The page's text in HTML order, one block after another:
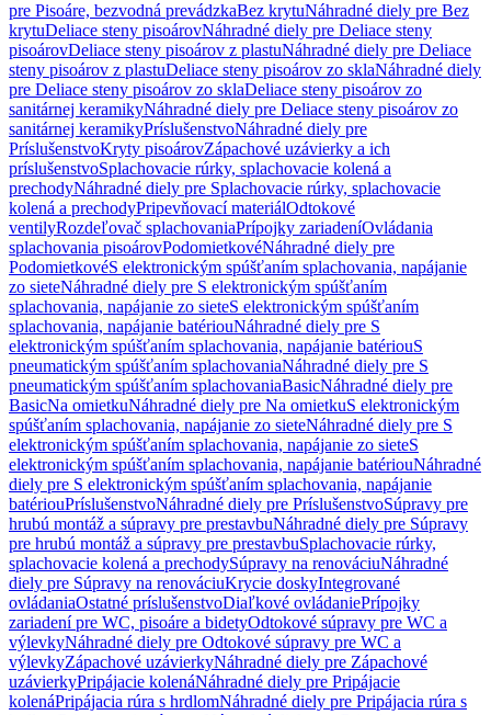
pre Pisoáre, bezvodná prevádzkaBez krytuNáhradné diely pre Bez
krytuDeliace steny pisoárovNáhradné diely pre Deliace steny
pisoárovDeliace steny pisoárov z plastuNáhradné diely pre Deliace
steny pisoárov z plastuDeliace steny pisoárov zo sklaNáhradné diely
pre Deliace steny pisoárov zo sklaDeliace steny pisoárov zo
sanitárnej keramikyNáhradné diely pre Deliace steny pisoárov zo
sanitárnej keramikyPríslušenstvoNáhradné diely pre
PríslušenstvoKryty pisoárovZápachové uzávierky a ich
príslušenstvoSplachovacie rúrky, splachovacie kolená a
prechodyNáhradné diely pre Splachovacie rúrky, splachovacie
kolená a prechodyPripevňovací materiálOdtokové
ventilyRozdeľovač splachovaniaPrípojky zariadeníOvládania
splachovania pisoárovPodomietkovéNáhradné diely pre
PodomietkovéS elektronickým spúšťaním splachovania, napájanie
zo sieteNáhradné diely pre S elektronickým spúšťaním
splachovania, napájanie zo sieteS elektronickým spúšťaním
splachovania, napájanie batériouNáhradné diely pre S
elektronickým spúšťaním splachovania, napájanie batériouS
pneumatickým spúšťaním splachovaniaNáhradné diely pre S
pneumatickým spúšťaním splachovaniaBasicNáhradné diely pre
BasicNa omietkuNáhradné diely pre Na omietkuS elektronickým
spúšťaním splachovania, napájanie zo sieteNáhradné diely pre S
elektronickým spúšťaním splachovania, napájanie zo sieteS
elektronickým spúšťaním splachovania, napájanie batériouNáhradné
diely pre S elektronickým spúšťaním splachovania, napájanie
batériouPríslušenstvoNáhradné diely pre PríslušenstvoSúpravy pre
hrubú montáž a súpravy pre prestavbuNáhradné diely pre Súpravy
pre hrubú montáž a súpravy pre prestavbuSplachovacie rúrky,
splachovacie kolená a prechodySúpravy na renováciuNáhradné
diely pre Súpravy na renováciuKrycie doskyIntegrované
ovládaniaOstatné príslušenstvoDiaľkové ovládaniePrípojky
zariadení pre WC, pisoáre a bidetyOdtokové súpravy pre WC a
výlevkyNáhradné diely pre Odtokové súpravy pre WC a
výlevkyZápachové uzávierkyNáhradné diely pre Zápachové
uzávierkyPripájacie kolenáNáhradné diely pre Pripájacie
kolenáPripájacia rúra s hrdlomNáhradné diely pre Pripájacia rúra s